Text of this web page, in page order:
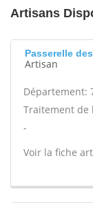
Artisans
Passerelle
Artisan
Département:
Traitement de
-
Voir la fiche